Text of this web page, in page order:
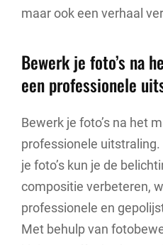
maar ook een verhaal
Bewerk je foto’s na
een professionele
Bewerk je foto’s na het
professionele
je foto’s kun je de
compositie verbeteren,
professionele en
Met behulp van